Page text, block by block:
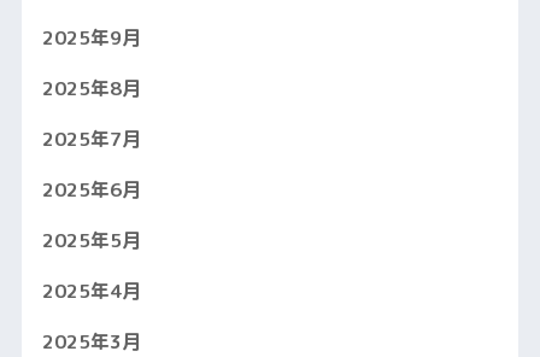
2025年9月
2025年8月
2025年7月
2025年6月
2025年5月
2025年4月
2025年3月